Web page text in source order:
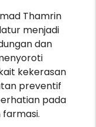
Thamrin
menjadi
dan
kekerasan
preventif
pada